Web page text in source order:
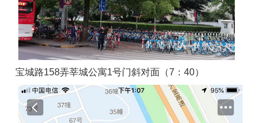
宝城路158弄莘城公寓1号门斜对面（7：40）